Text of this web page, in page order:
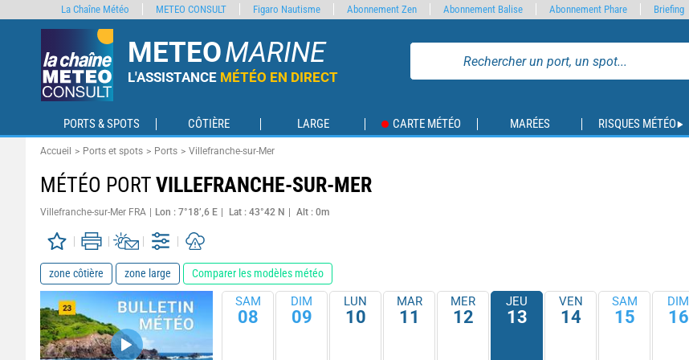
METEOMARINE
L'ASSISTANCE MÉTÉO EN DIRECT
PORTS & SPOTS CÔTIÈRE LARGE CARTE MÉTÉO MARÉES RISQUES MÉTÉO
Accueil Ports et spots Ports Villefranche-sur-Mer
MÉTÉO PORT VILLEFRANCHE-SUR-MER
Villefranche-sur-Mer FRA Lon : 7°18’,6 E Lat : 43°42 N Alt : 0m
zone côtière zone large Comparer les modèles météo
SAM
08
DIM
09
LUN
10
MAR
11
MER
12
JEU
13
VEN
14
SAM
15
DIM
16
La Chaîne Météo METEO CONSULT Figaro Nautisme Abonnement Zen Abonnement Balise Abonnement Phare Briefing